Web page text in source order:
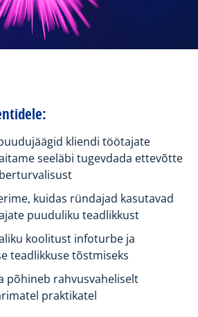
kliendi töötajate
seeläbi tugevdada ettevõtte
kuidas ründajad kasutavad
puuduliku teadlikkust
koolitust infoturbe ja
teadlikkuse tõstmiseks
põhineb rahvusvaheliselt
praktikatel